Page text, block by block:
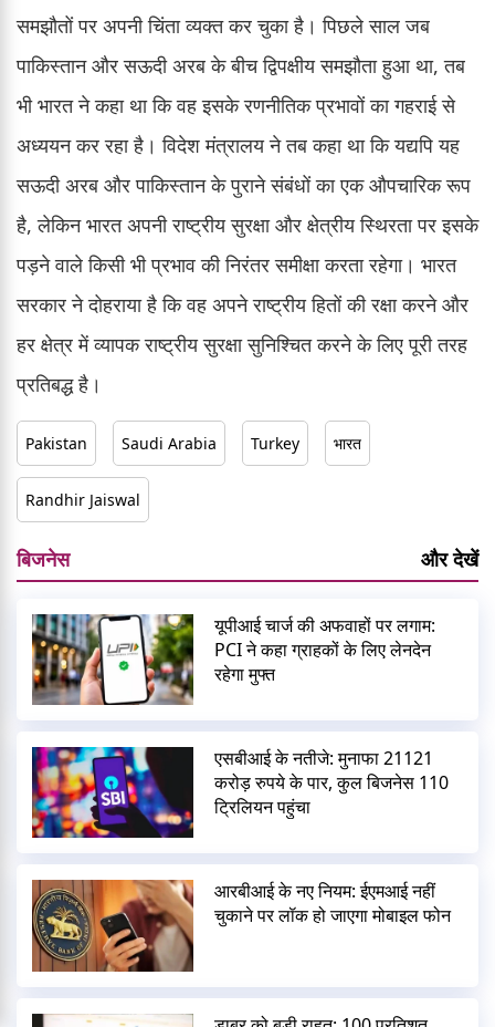
समझौतों पर अपनी चिंता व्यक्त कर चुका है। पिछले साल जब
पाकिस्तान और सऊदी अरब के बीच द्विपक्षीय समझौता हुआ था, तब
भी भारत ने कहा था कि वह इसके रणनीतिक प्रभावों का गहराई से
अध्ययन कर रहा है। विदेश मंत्रालय ने तब कहा था कि यद्यपि यह
सऊदी अरब और पाकिस्तान के पुराने संबंधों का एक औपचारिक रूप
है, लेकिन भारत अपनी राष्ट्रीय सुरक्षा और क्षेत्रीय स्थिरता पर इसके
पड़ने वाले किसी भी प्रभाव की निरंतर समीक्षा करता रहेगा। भारत
सरकार ने दोहराया है कि वह अपने राष्ट्रीय हितों की रक्षा करने और
हर क्षेत्र में व्यापक राष्ट्रीय सुरक्षा सुनिश्चित करने के लिए पूरी तरह
प्रतिबद्ध है।
Pakistan Saudi Arabia Turkey भारत
Randhir Jaiswal
बिजनेस और देखें
यूपीआई चार्ज की अफवाहों पर लगाम:
PCI ने कहा ग्राहकों के लिए लेनदेन
रहेगा मुफ्त
एसबीआई के नतीजे: मुनाफा 21121
करोड़ रुपये के पार, कुल बिजनेस 110
ट्रिलियन पहुंचा
आरबीआई के नए नियम: ईएमआई नहीं
चुकाने पर लॉक हो जाएगा मोबाइल फोन